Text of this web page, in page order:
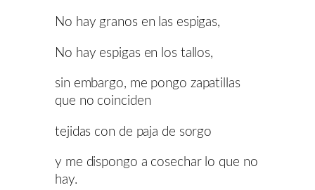
No hay granos en las espigas,
No hay espigas en los tallos,
sin embargo, me pongo zapatillas
que no coinciden
tejidas con de paja de sorgo
y me dispongo a cosechar lo que no
hay.